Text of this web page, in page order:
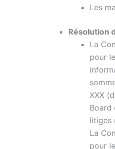
Les
Résolution
La
pour
XXX
Board
litiges
La
pour